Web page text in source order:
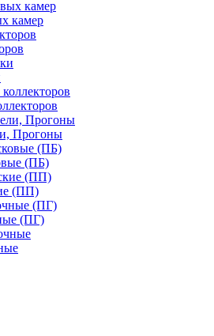
камер
Прогоны
(ПБ)
(ПП)
(ПГ)